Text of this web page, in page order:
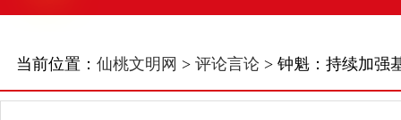
当前位置： 仙桃文明网 > 评论言论 > 钟魁：持续加强